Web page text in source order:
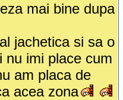
mai bine dupa
jachetica si sa o
nu imi place cum
am placa de
acea zona